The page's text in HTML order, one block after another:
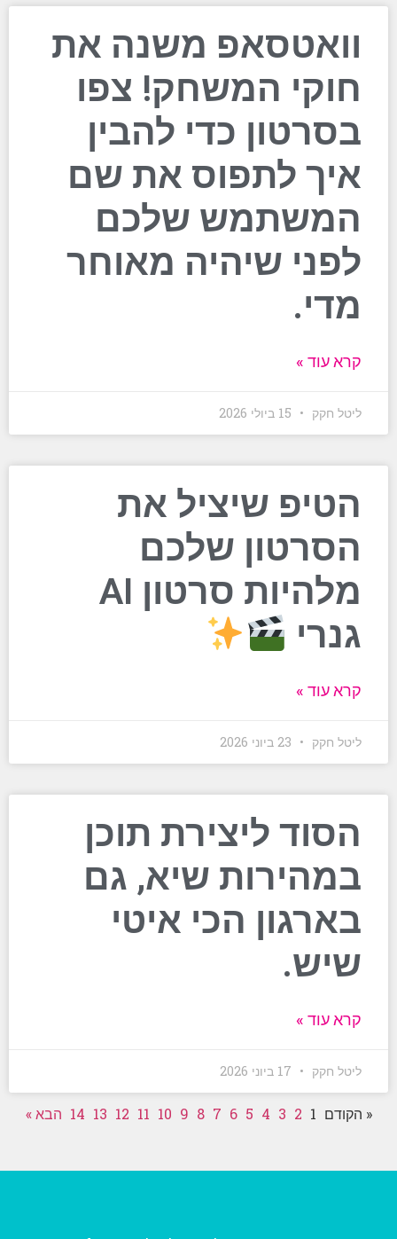
וואטסאפ משנה את
חוקי המשחק! צפו
בסרטון כדי להבין
איך לתפוס את שם
המשתמש שלכם
לפני שיהיה מאוחר
מדי.
קרא עוד »
ליטל חקק
הטיפ שיציל את
הסרטון שלכם
מלהיות סרטון AI
גנרי
קרא עוד »
ליטל חקק
הסוד ליצירת תוכן
במהירות שיא, גם
בארגון הכי איטי
שיש.
קרא עוד »
ליטל חקק
« הקודם 1
2
3
4
5
6
7
8
9
10
11
12
13
14 הבא »